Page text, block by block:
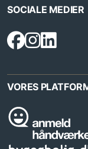
SOCIALE MEDIER
VORES